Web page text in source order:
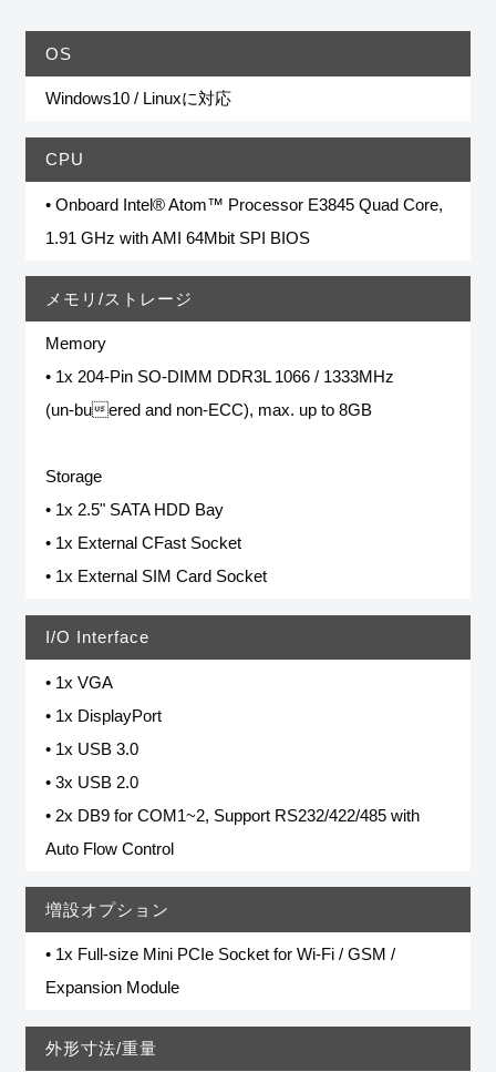
OS
Windows10 / Linuxに対応
CPU
• Onboard Intel® Atom™ Processor E3845 Quad Core,
1.91 GHz with AMI 64Mbit SPI BIOS
メモリ/ストレージ
Memory
• 1x 204-Pin SO-DIMM DDR3L 1066 / 1333MHz
(un-buered and non-ECC), max. up to 8GB
Storage
• 1x 2.5" SATA HDD Bay
• 1x External CFast Socket
• 1x External SIM Card Socket
I/O Interface
• 1x VGA
• 1x DisplayPort
• 1x USB 3.0
• 3x USB 2.0
• 2x DB9 for COM1~2, Support RS232/422/485 with
Auto Flow Control
増設オプション
• 1x Full-size Mini PCIe Socket for Wi-Fi / GSM /
Expansion Module
外形寸法/重量